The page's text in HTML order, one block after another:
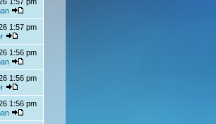
1:57 pm
1:56 pm
1:56 pm
1:56 pm